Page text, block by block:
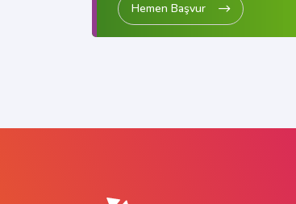
Hemen Başvur